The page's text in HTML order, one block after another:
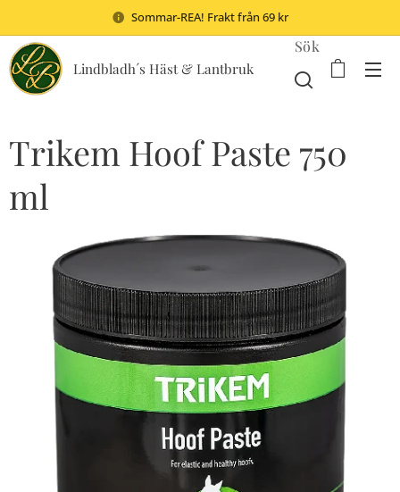
Sommar-REA! Frakt från 69 kr
Lindbladh´s Häst & Lantbruk
Sök
Trikem Hoof Paste 750
ml